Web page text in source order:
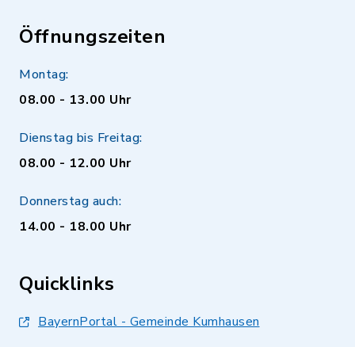
Öffnungszeiten
Montag:
08.00 - 13.00 Uhr
Dienstag bis Freitag:
08.00 - 12.00 Uhr
Donnerstag auch:
14.00 - 18.00 Uhr
Quicklinks
BayernPortal - Gemeinde Kumhausen